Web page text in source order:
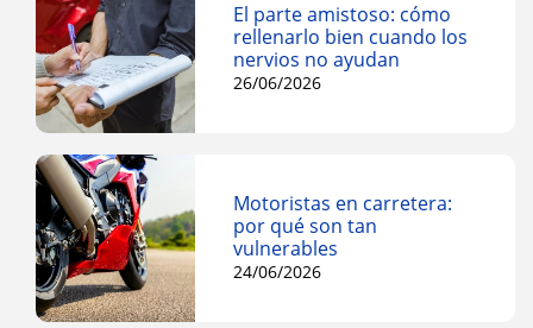
El parte amistoso: cómo
rellenarlo bien cuando los
nervios no ayudan
26/06/2026
Motoristas en carretera:
por qué son tan
vulnerables
24/06/2026